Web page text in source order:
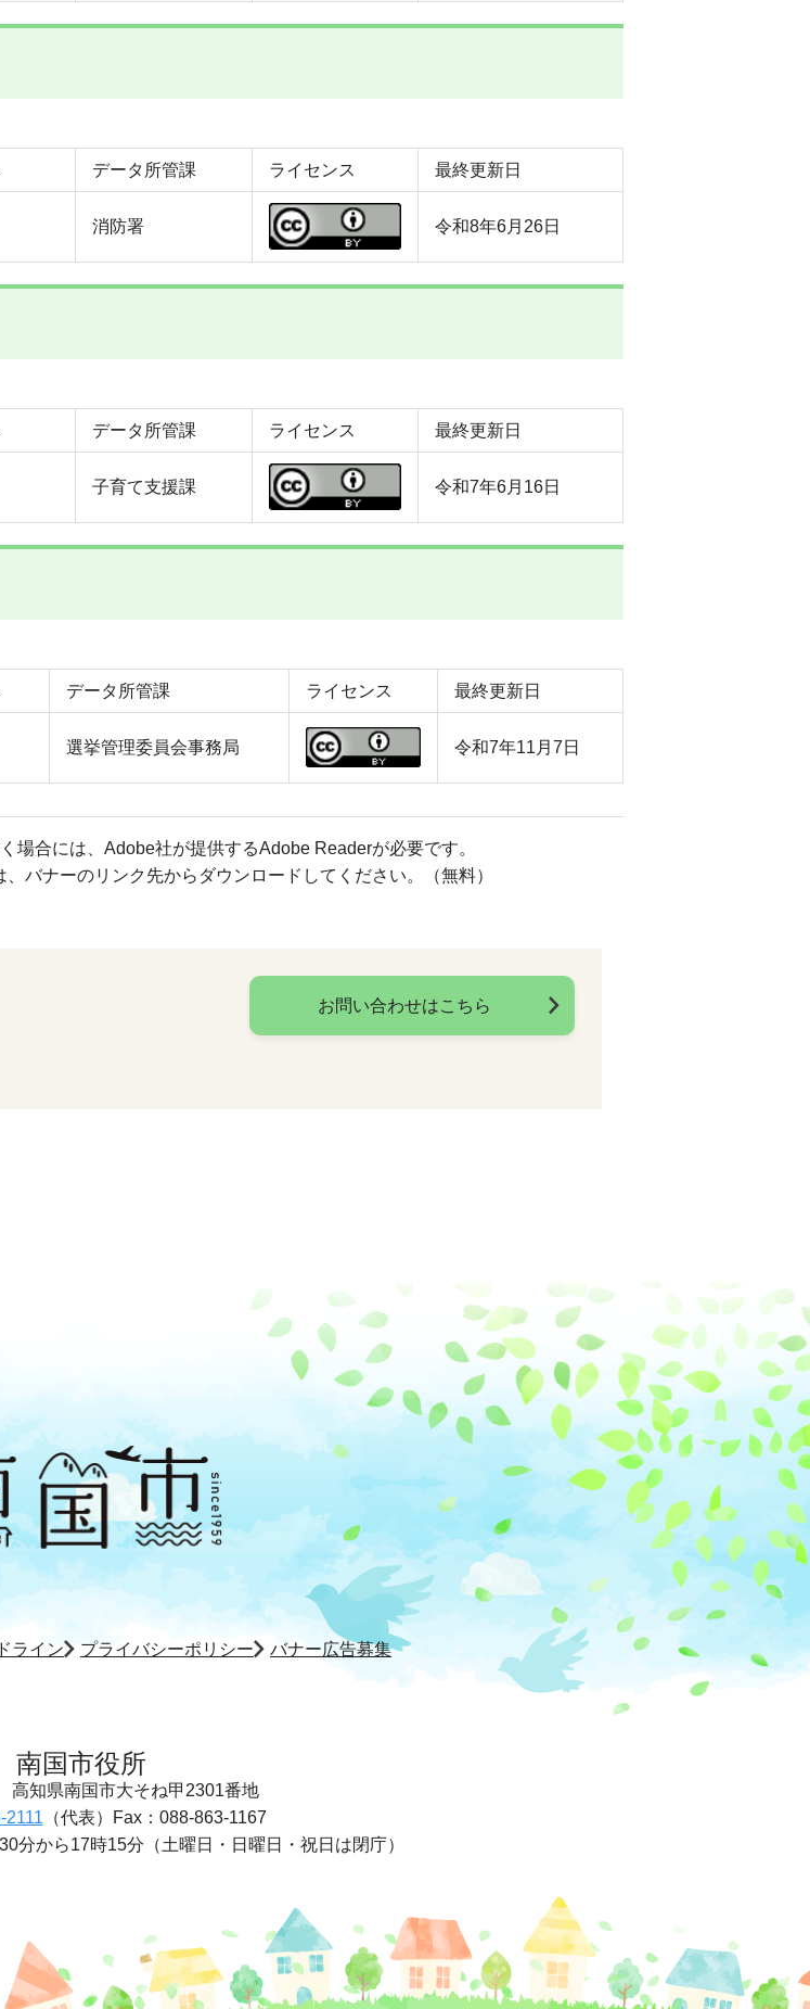
データ所管課 ライセンス 最終更新日
消防署 令和8年6月26日
データ所管課 ライセンス 最終更新日
子育て支援課 令和7年6月16日
データ所管課 ライセンス 最終更新日
選挙管理委員会事務局 令和7年11月7日
場合には、Adobe社が提供するAdobe Readerが必要です。
バナーのリンク先からダウンロードしてください。（無料）
お問い合わせはこちら
ライン プライバシーポリシー バナー広告募集
南国市役所
高知県南国市大そね甲2301番地
2111 （代表）
Fax：088-863-1167
分から17時15分 （土曜日・日曜日・祝日は閉庁）